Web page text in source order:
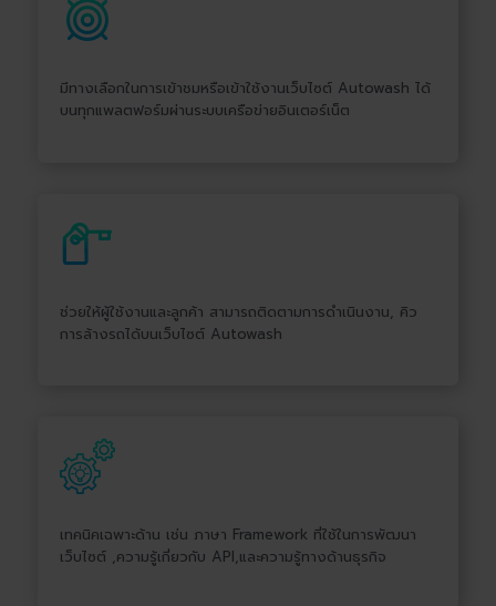
มีทางเลือกในการเข้าชมหรือเข้าใช้งานเว็บไซต์ Autowash ได้
บนทุกแพลตฟอร์มผ่านระบบเครือข่ายอินเตอร์เน็ต
ช่วยให้ผู้ใช้งานและลูกค้า สามารถติดตามการดำเนินงาน, คิว
การล้างรถได้บนเว็บไซต์ Autowash
เทคนิคเฉพาะด้าน เช่น ภาษา Framework ที่ใช้ในการพัฒนา
เว็บไซต์ ,ความรู้เกี่ยวกับ API,และความรู้ทางด้านธุรกิจ